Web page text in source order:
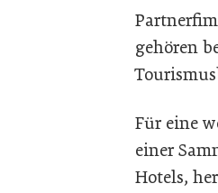
gehören
Für eine
einer
Hotels,